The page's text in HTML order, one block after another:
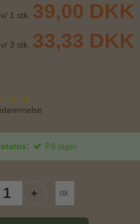
1 stk. 39,00 DKK
3 stk. 33,33 DKK
På lager
stk.